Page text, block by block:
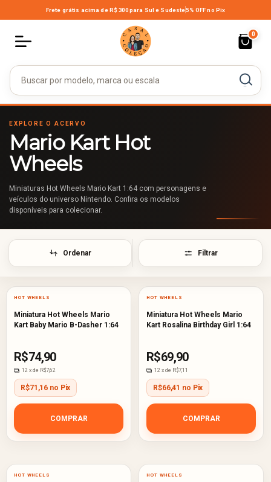
Frete grátis acima de R$ 300para Sul e Sudeste5% OFF no Pix
0
EXPLORE O ACERVO
Mario Kart Hot
Wheels
Miniaturas Hot Wheels Mario Kart 1:64 com personagens e
veículos do universo Nintendo. Confira os modelos
disponíveis para colecionar.
Ordenar Filtrar
HOT WHEELS
Miniatura Hot Wheels Mario
Kart Baby Mario B-Dasher 1:64
R$74,90
12 x de R$7,62
R$71,16 no Pix
COMPRAR
HOT WHEELS
Miniatura Hot Wheels Mario
Kart Rosalina Birthday Girl 1:64
R$69,90
12 x de R$7,11
R$66,41 no Pix
COMPRAR
HOT WHEELS HOT WHEELS